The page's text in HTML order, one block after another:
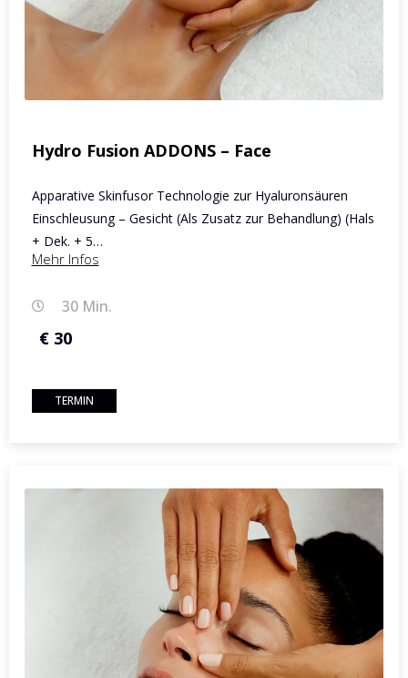
Hydro Fusion ADDONS – Face
Apparative Skinfusor Technologie zur Hyaluronsäuren
Einschleusung – Gesicht (Als Zusatz zur Behandlung) (Hals
+ Dek. + 5…
Mehr Infos
30 Min.
€ 30
TERMIN